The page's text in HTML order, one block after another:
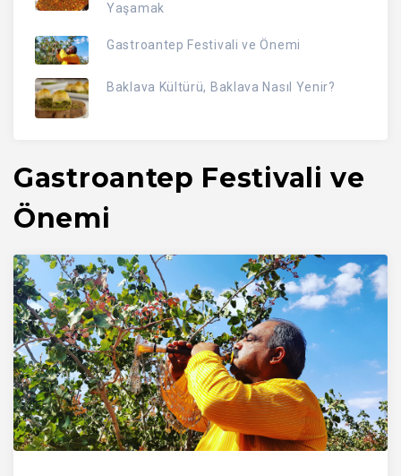
Yaşamak
Gastroantep Festivali ve Önemi
Baklava Kültürü, Baklava Nasıl Yenir?
Gastroantep Festivali ve
Önemi